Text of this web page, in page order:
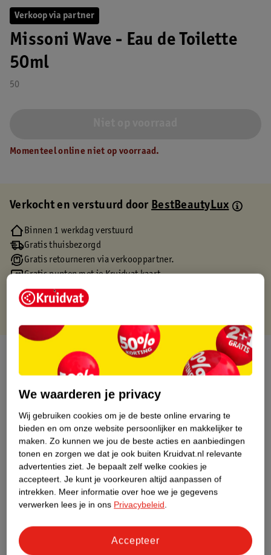
Verkoop via partner
Missoni Wave - Eau de Toilette
50ml
50
Momenteel online niet op voorraad.
Verkocht en verstuurd doorBestBeautyLux
Binnen 1 werkdag verstuurd
Gratis thuisbezorgd
Gratis retourneren via verkooppartner.
Gratis punten met je Kruidvat kaart
Over dit product
Etiketinformatie
Nature Impact Score
Dit product heeft (nog) geen Nature
Impact Score.
Meer informatie
Bestel & Bezorginformatie
We waarderen je privacy
Wij gebruiken cookies om je de beste online ervaring te
bieden en om onze website persoonlijker en makkelijker te
maken. Zo kunnen we jou de beste acties en aanbiedingen
tonen en zorgen we dat je ook buiten Kruidvat.nl relevante
advertenties ziet. Je bepaalt zelf welke cookies je
accepteert. Je kunt je voorkeuren altijd aanpassen of
intrekken. Meer informatie over hoe we je gegevens
verwerken lees je in ons Privacybeleid.
Accepteer